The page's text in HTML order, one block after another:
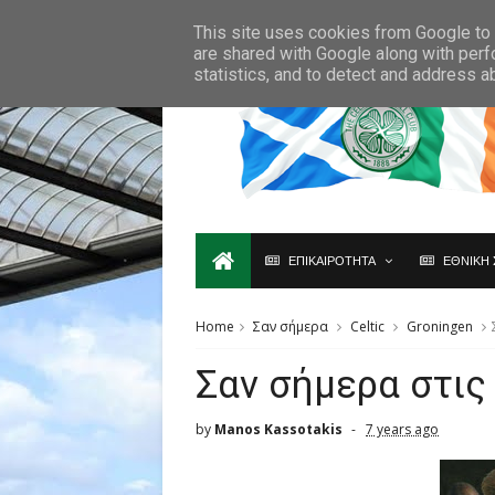
ΕΠΙΚΑΙΡΟΤΗΤΑ ΕΘΝΙΚΗ
Home Σαν σήμερα Celtic Groningen
Σαν σήμερα
by Manos Kassotakis 7 years ago
This site uses cookies from Google
are shared with Google along with
statistics, and to detect and address